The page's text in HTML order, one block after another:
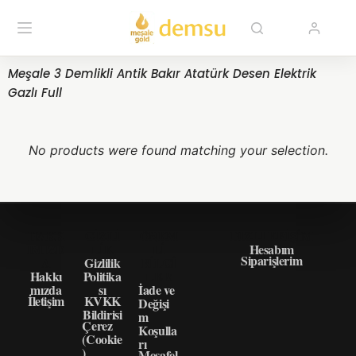
Meşale 3 Demlikli Antik Bakır Atatürk Desen Elektrik
Gazlı Full
No products were found matching your selection.
Hakkı
mızda
İletişim
Gizlilik
Politika
sı
KVKK
Bildirisi
Çerez
(Cookie
İade ve
Değişi
m
Koşulla
rı
Hesabım
Siparişlerim